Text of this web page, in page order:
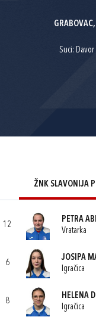
Suci:
ŽNK SLAVONIJA
12
PETRA
Vratarka
6
JOSIPA
Igračica
8
HELENA
Igračica